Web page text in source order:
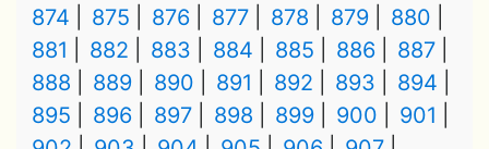
874
875 876 877 878 879
880
881
882 883 884 885 886
887
888
889 890 891 892 893
894
895
896 897 898 899 900
901